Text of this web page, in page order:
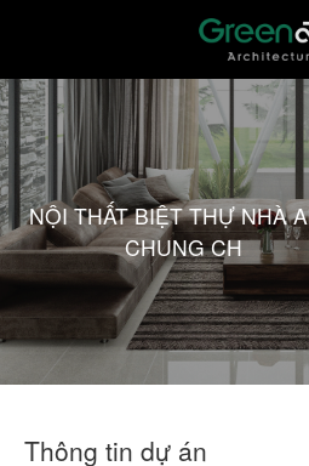
NỘI THẤT BIỆT THỰ NHÀ
CHUNG CH
Thông tin dự án